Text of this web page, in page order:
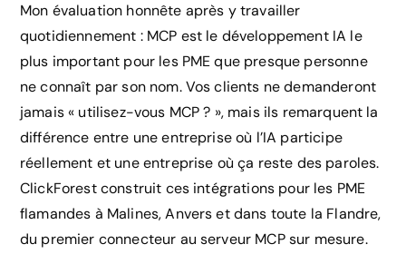
Mon évaluation honnête après y travailler
quotidiennement : MCP est le développement IA le
plus important pour les PME que presque personne
ne connaît par son nom. Vos clients ne demanderont
jamais « utilisez-vous MCP ? », mais ils remarquent la
différence entre une entreprise où l’IA participe
réellement et une entreprise où ça reste des paroles.
ClickForest construit ces intégrations pour les PME
flamandes à Malines, Anvers et dans toute la Flandre,
du premier connecteur au serveur MCP sur mesure.